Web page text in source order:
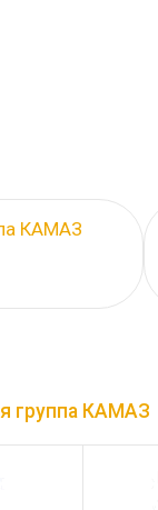
КАМАЗ
группа КАМАЗ